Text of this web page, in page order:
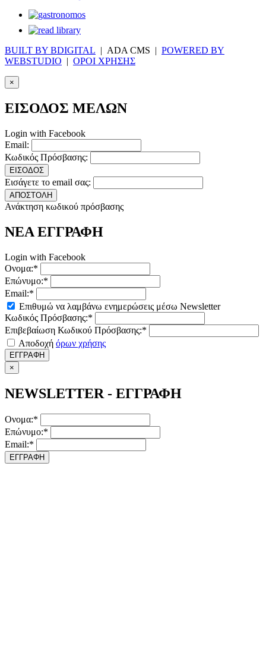
BUILT BY BDIGITAL | ADA CMS | POWERED BY
WEBSTUDIO | ΟΡΟΙ ΧΡΗΣΗΣ
×
ΕΙΣΟΔΟΣ ΜΕΛΩΝ
Login with Facebook
Email:
Κωδικός Πρόσβασης:
ΕΙΣΟΔΟΣ
Εισάγετε το email σας:
ΑΠΟΣΤΟΛΗ
Ανάκτηση κωδικού πρόσβασης
ΝΕΑ ΕΓΓΡΑΦΗ
Login with Facebook
Ονομα:*
Επώνυμο:*
Email:*
Επιθυμώ να λαμβάνω ενημερώσεις μέσω Newsletter
Κωδικός Πρόσβασης:*
Επιβεβαίωση Κωδικού Πρόσβασης:*
Αποδοχή όρων χρήσης
ΕΓΓΡΑΦΗ
×
NEWSLETTER - ΕΓΓΡΑΦΗ
Ονομα:*
Επώνυμο:*
Email:*
ΕΓΓΡΑΦΗ